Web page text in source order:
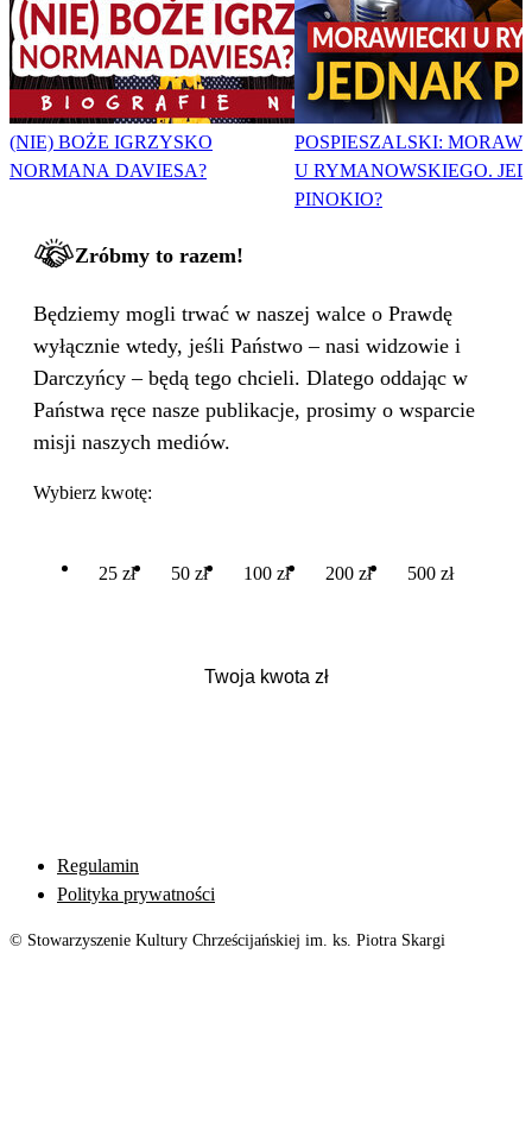
(NIE) BOŻE IGRZYSKO
NORMANA DAVIESA?
POSPIESZALSKI:
U RYMANOWSKIEGO.
PINOKIO?
Zróbmy to razem!
Będziemy mogli trwać w naszej walce o Prawdę
wyłącznie wtedy, jeśli Państwo – nasi widzowie i
Darczyńcy – będą tego chcieli. Dlatego oddając w
Państwa ręce nasze publikacje, prosimy o wsparcie
misji naszych mediów.
Wybierz kwotę:
25 zł 50 zł 100 zł 200 zł 500 zł
Regulamin
Polityka prywatności
© Stowarzyszenie Kultury Chrześcijańskiej im. ks. Piotra Skargi